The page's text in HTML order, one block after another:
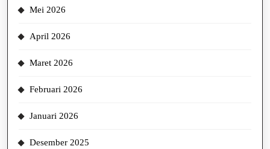
Mei 2026
April 2026
Maret 2026
Februari 2026
Januari 2026
Desember 2025